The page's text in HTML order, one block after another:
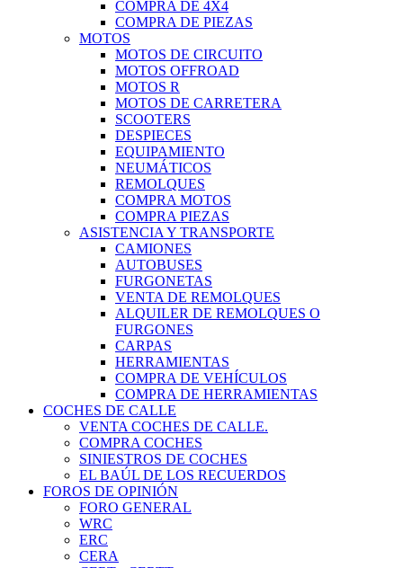
COMPRA DE 4X4
COMPRA DE PIEZAS
MOTOS
MOTOS DE CIRCUITO
MOTOS OFFROAD
MOTOS R
MOTOS DE CARRETERA
SCOOTERS
DESPIECES
EQUIPAMIENTO
NEUMÁTICOS
REMOLQUES
COMPRA MOTOS
COMPRA PIEZAS
ASISTENCIA Y TRANSPORTE
CAMIONES
AUTOBUSES
FURGONETAS
VENTA DE REMOLQUES
ALQUILER DE REMOLQUES O
FURGONES
CARPAS
HERRAMIENTAS
COMPRA DE VEHÍCULOS
COMPRA DE HERRAMIENTAS
COCHES DE CALLE
VENTA COCHES DE CALLE.
COMPRA COCHES
SINIESTROS DE COCHES
EL BAÚL DE LOS RECUERDOS
FOROS DE OPINIÓN
FORO GENERAL
WRC
ERC
CERA